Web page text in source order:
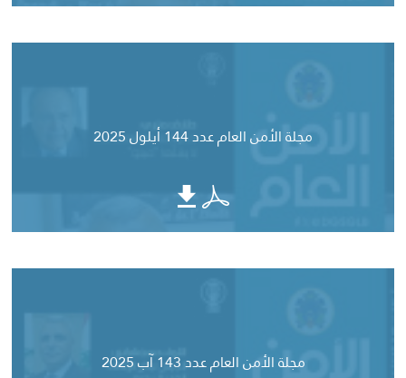
مجلة الأمن العام عدد 144 أيلول 2025
مجلة الأمن العام عدد 143 آب 2025